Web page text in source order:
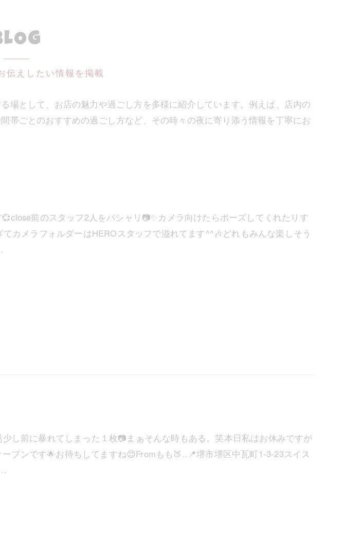
伝えしたい情報を掲載
場として、お店の魅力や過ごし方を多様に紹介しています。例えば、店内の
帯ごとのおすすめの過ごし方など、その時々の夜に寄り添う情報を丁寧にお
💞close前のスタッフ2人をパシャリ📷✨カメラ向けたらポーズしてくれたりす
カメラフォルダーはHEROスタッフで溢れてます^^🎶どれもみんな楽しそう
少し前に暴れてしまった１枚📷まぁそんな時もある。笑本日私はお休みですが
プンです🌟お待ちしてますね😊Fromもも🍑..📍堺市堺区中瓦町1-3-23スイス